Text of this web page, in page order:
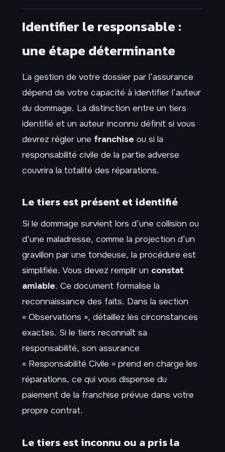
Identifier le responsable :
une étape déterminante
La gestion de votre dossier par l’assurance
dépend de votre capacité à identifier l’auteur
du dommage. La distinction entre un tiers
identifié et un auteur inconnu définit si vous
devrez régler une franchise ou si la
responsabilité civile de la partie adverse
couvrira la totalité des réparations.
Le tiers est présent et identifié
Si le dommage survient lors d’une collision ou
d’une maladresse, comme la projection d’un
gravillon par une tondeuse, la procédure est
simplifiée. Vous devez remplir un constat
amiable. Ce document formalise la
reconnaissance des faits. Dans la section
« Observations », détaillez les circonstances
exactes. Si le tiers reconnaît sa
responsabilité, son assurance
« Responsabilité Civile » prend en charge les
réparations, ce qui vous dispense du
paiement de la franchise prévue dans votre
propre contrat.
Le tiers est inconnu ou a pris la